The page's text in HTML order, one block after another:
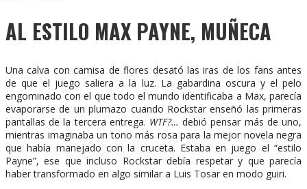
AL ESTILO MAX PAYNE, MUÑECA
Una calva con camisa de flores desató las iras de los fans antes
de que el juego saliera a la luz. La gabardina oscura y el pelo
engominado con el que todo el mundo identificaba a Max, parecía
evaporarse de un plumazo cuando Rockstar enseñó las primeras
pantallas de la tercera entrega. WTF?… debió pensar más de uno,
mientras imaginaba un tono más rosa para la mejor novela negra
que había manejado con la cruceta. Estaba en juego el “estilo
Payne”, ese que incluso Rockstar debía respetar y que parecía
haber transformado en algo similar a Luis Tosar en modo guiri.